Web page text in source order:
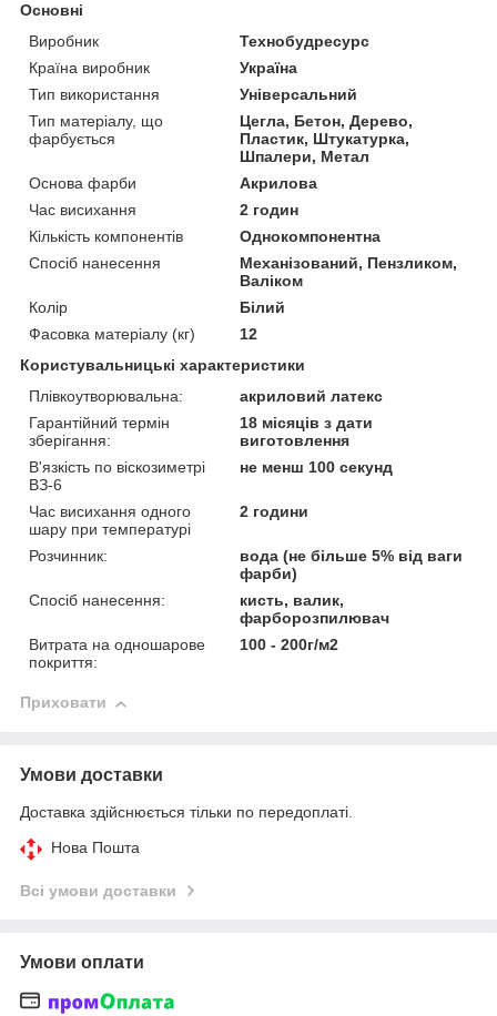
Основні
Виробник
Технобудресурс
Країна виробник
Україна
Тип використання
Універсальний
Тип матеріалу, що
фарбується
Цегла, Бетон, Дерево,
Пластик, Штукатурка,
Шпалери, Метал
Основа фарби
Акрилова
Час висихання
2 годин
Кількість компонентів
Однокомпонентна
Спосіб нанесення
Механізований, Пензликом,
Валіком
Колір
Білий
Фасовка матеріалу (кг)
12
Користувальницькі характеристики
Плівкоутворювальна:
акриловий латекс
Гарантійний термін
зберігання:
18 місяців з дати
виготовлення
В'язкість по віскозиметрі
ВЗ-6
не менш 100 секунд
Час висихання одного
шару при температурі
2 години
Розчинник:
вода (не більше 5% від ваги
фарби)
Спосіб нанесення:
кисть, валик,
фарборозпилювач
Витрата на одношарове
покриття:
100 - 200г/м2
Приховати
Умови доставки
Доставка здійснюється тільки по передоплаті.
Нова Пошта
Всі умови доставки
Умови оплати